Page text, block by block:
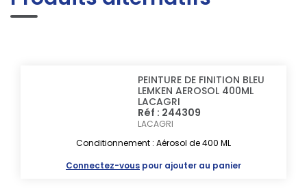
PEINTURE DE FINITION BLEU
LEMKEN AEROSOL 400ML
LACAGRI
Réf : 244309
LACAGRI
Conditionnement : Aérosol de 400 ML
Connectez-vous pour ajouter au panier